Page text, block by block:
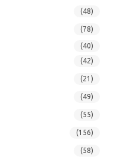
(48)
(78)
(40)
(42)
(21)
(49)
(55)
(156)
(58)